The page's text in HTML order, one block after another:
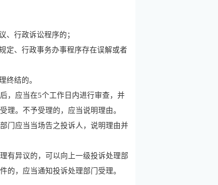
、行政诉讼程序的；
定、行政事务办事程序存在误解或者
终结的。
，应当在5个工作日内进行审查，并
理。不予受理的，应当说明理由。
应当当场告之投诉人，说明理由并
异议的，可以向上一级投诉处理部
的，应当通知投诉处理部门受理。